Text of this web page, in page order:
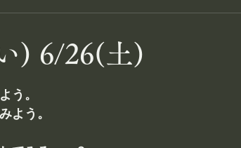
紹介
) 6/26(土)
う。
よう。